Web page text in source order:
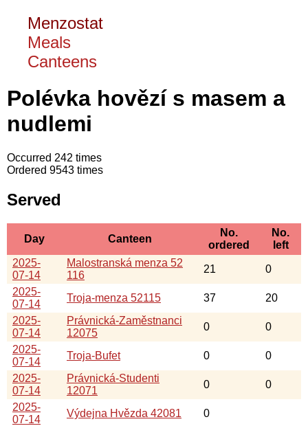
Menzostat
Meals
Canteens
Polévka hovězí s masem a
nudlemi
Occurred 242 times
Ordered 9543 times
Served
Day Canteen
No.
ordered
No.
left
2025-
07-14
Malostranská menza 52
116
21
0
2025-
07-14
Troja-menza 52115 37
20
2025-
07-14
Právnická-Zaměstnanci
12075
0
0
2025-
07-14
Troja-Bufet 0
0
2025-
07-14
Právnická-Studenti
12071
0
0
2025-
07-14
Výdejna Hvězda 42081
0